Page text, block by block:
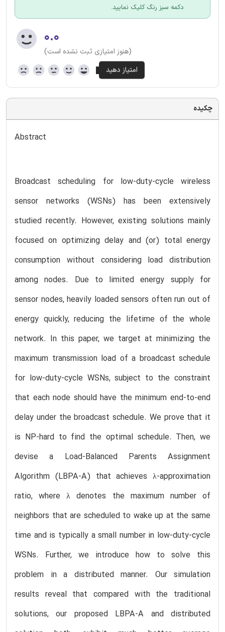
دکمه سبز رنگ کلیک نمایید.
۰.۰
(هنوز امتیازی ثبت نشده است)
چکیده
Abstract
Broadcast scheduling for low-duty-cycle wireless
sensor networks (WSNs) has been extensively
studied recently. However, existing solutions mainly
focused on optimizing delay and (or) total energy
consumption without considering load distribution
among nodes. Due to limited energy supply for
sensor nodes, heavily loaded sensors often run out of
energy quickly, reducing the lifetime of the whole
network. In this paper, we target at minimizing the
maximum transmission load of a broadcast schedule
for low-duty-cycle WSNs, subject to the constraint
that each node should have the minimum end-to-end
delay under the broadcast schedule. We prove that it
is NP-hard to find the optimal schedule. Then, we
devise a Load-Balanced Parents Assignment
Algorithm (LBPA-A) that achieves λ-approximation
ratio, where λ denotes the maximum number of
neighbors that are scheduled to wake up at the same
time and is typically a small number in low-duty-cycle
WSNs. Further, we introduce how to solve this
problem in a distributed manner. Our simulation
results reveal that compared with the traditional
solutions, our proposed LBPA-A and distributed